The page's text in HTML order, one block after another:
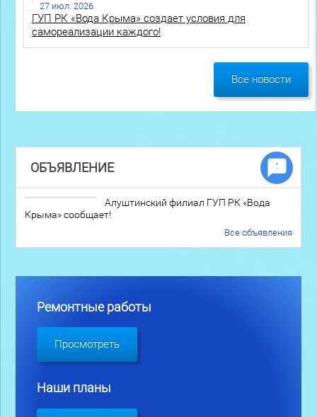
27 июл. 2026
ГУП РК «Вода Крыма» создает условия для
самореализации каждого!
Все новости
ОБЪЯВЛЕНИЕ
Алуштинский филиал ГУП РК «Вода
Крыма» сообщает!
Все объявления
Ремонтные работы
Просмотреть
Наши планы